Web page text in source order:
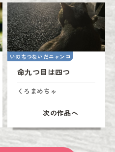
いのちつないだニャンコ
命九つ目は四つ
くろまめちゃ
次の作品へ